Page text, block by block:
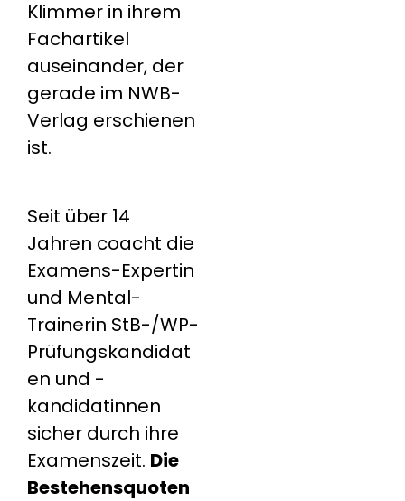
Klimmer in ihrem
Fachartikel
auseinander, der
gerade im NWB-
Verlag erschienen
ist.
Seit über 14
Jahren coacht die
Examens-Expertin
und Mental-
Trainerin StB-/WP-
Prüfungskandidat
en und -
kandidatinnen
sicher durch ihre
Examenszeit. Die
Bestehensquoten